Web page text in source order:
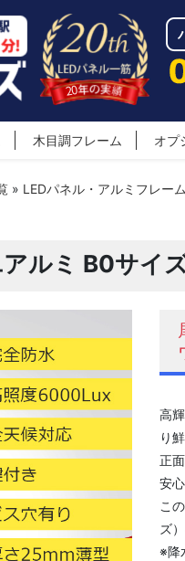
木目調フレーム オプ
» LEDパネル・アルミフレーム
ルミ B0サイ
高
り
正
安
こ
ズ
※降